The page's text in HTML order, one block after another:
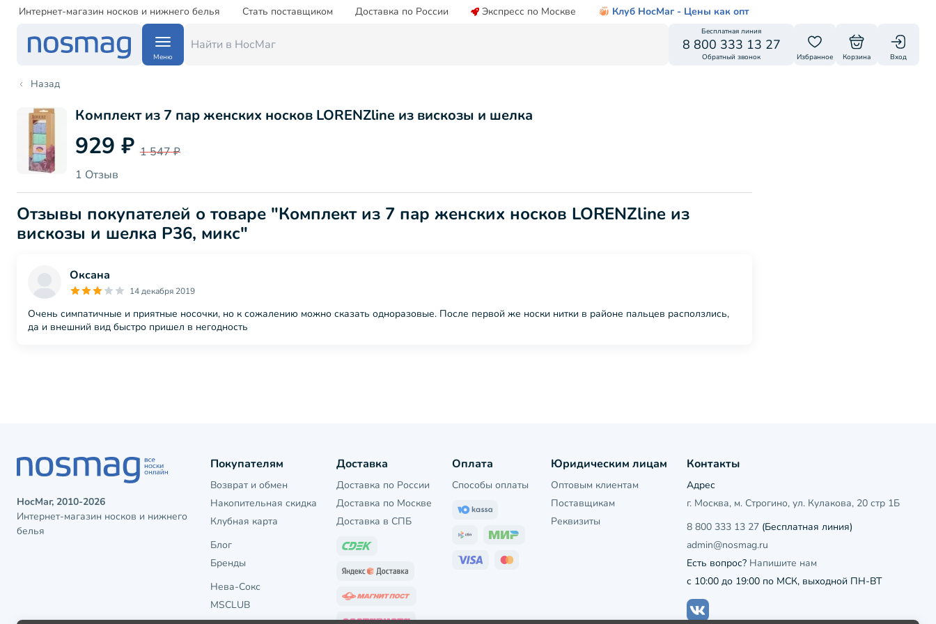
Интернет-магазин носков и нижнего белья Стать поставщиком Доставка по России Экспресс по Москве Клуб НосМаг - Цены как опт
Меню
Бесплатная линия
8 800 333 13 27
Обратный звонок Избранное Корзина Вход
Назад
Комплект из 7 пар женских носков LORENZline из вискозы и шелка
929 ₽ 1 547 ₽
1 Отзыв
Отзывы покупателей о товаре "Комплект из 7 пар женских носков LORENZline из
вискозы и шелка Р36, микс"
Оксана
14 декабря 2019
Очень симпатичные и приятные носочки, но к сожалению можно сказать одноразовые. После первой же носки нитки в районе пальцев расползлись,
да и внешний вид быстро пришел в негодность
НосМаг, 2010-2026
Интернет-магазин носков и нижнего
белья
Покупателям
Возврат и обмен
Накопительная скидка
Клубная карта
Блог
Бренды
Нева-Сокс
MSCLUB
Доставка
Доставка по России
Доставка по Москве
Доставка в СПБ
Оплата
Способы оплаты
Юридическим лицам
Оптовым клиентам
Поставщикам
Реквизиты
Контакты
Адрес
г. Москва, м. Строгино, ул. Кулакова, 20 стр 1Б
8 800 333 13 27(Бесплатная линия)
admin@nosmag.ru
Есть вопрос? Напишите нам
с 10:00 до 19:00 по МСК, выходной ПН-ВТ